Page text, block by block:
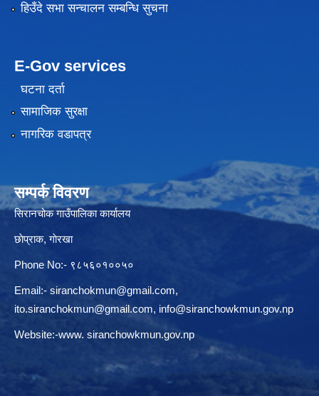
हिउँदे सभा सन्चालन सम्बन्धि सुचना
E-Gov services
घटना दर्ता
सामाजिक सुरक्षा
नागरिक वडापत्र
सम्पर्क विवरण
सिरानचोक गाउँपालिका कार्यालय
छाेप्राक, गाेरखा
Phone No:- ९८५६०१००५०
Email:- siranchokmun@gmail.com,
ito.siranchokmun@gmail.com, info@siranchowkmun.gov.np
Website:-www. siranchowkmun.gov.np